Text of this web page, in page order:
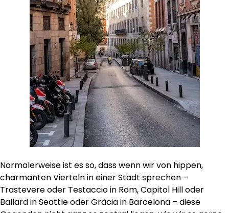
Normalerweise ist es so, dass wenn wir von hippen,
charmanten Vierteln in einer Stadt sprechen –
Trastevere oder Testaccio in Rom, Capitol Hill oder
Ballard in Seattle oder Gràcia in Barcelona – diese